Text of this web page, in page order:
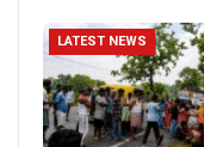
LATEST NEWS